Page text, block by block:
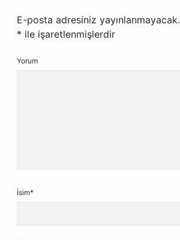
E-posta adresiniz yayınlanmayacak.
* ile işaretlenmişlerdir
Yorum
İsim*